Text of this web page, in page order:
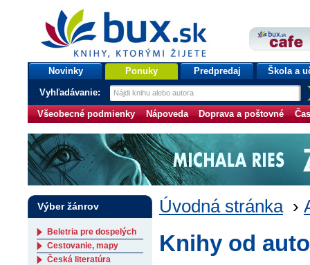
bux.sk
knihy, ktorými žijete
Úvodná stránka
Novinky Ponuky Predpredaj Škola a
Vyhľadávanie:
Všeobecné podmienky Nápoveda Doprava a poštovné
Úvodná stránka ›
Knihy od
Výber žánrov
Beletria pre dospelých
Cestovanie, mapy
Česká literatúra